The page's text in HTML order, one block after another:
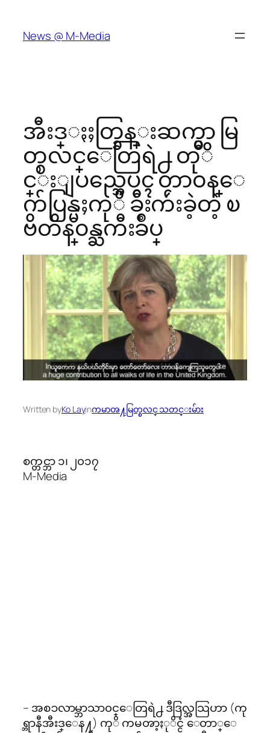
content
News @ M-Media
အီးဒ္ႏႈတ္ခြန္းဆက္မွာ မြ
တ္စလင္ေတြရဲ႕ တုိ
င္းျပည္အေပၚ တာ၀န္ေ
က်ပြန္မႈကုိ ခ်ီးက်ဴးခဲ့တဲ့ ၿ
ဗိတိန္၀န္ႀကီးခ်ဳပ္
Written byKo Layinကမာၻ႔မြတ္စလင္ သတင္းမ်ား
စက္တင္ဘာ ၁၊ ၂၀၁၇
M-Media
– အစၥလာမ္ဘာသာ၀င္ေတြရဲ႕ ဒီဒြလ္အသြဟာ (ကု
ရ္ဘာနီအီးဒ္ေန႔) ကုိ ကမၻာ့ႏုိင္ငံ ေတာ္ေ